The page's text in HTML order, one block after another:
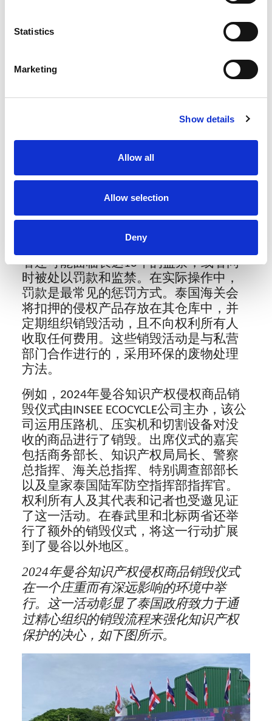
Statistics
Marketing
Show details
Allow all
Allow selection
Deny
要求海关扣留该批货物。
海关官员将通知权利所有人或其代表在
24小时内参与对该批货物的实物检查。
如果产品被确认为侵权，权利所有人或
代表必须在检查后的三天内迅速提供真
泰国海关对侵权产品的处理措施
当产品被确认侵犯了商标或版权时，侵
权者将面临严重的法律后果，包括没收
假冒商品以及可能高达商品总价值（含
者还可能面临长达10年的监禁，或者同
时被处以罚款和监禁。在实际操作中，
罚款是最常见的惩罚方式。泰国海关会
将扣押的侵权产品存放在其仓库中，并
定期组织销毁活动，且不向权利所有人
收取任何费用。这些销毁活动是与私营
部门合作进行的，采用环保的废物处理
方法。
例如，2024年曼谷知识产权侵权商品销
毁仪式由INSEE ECOCYCLE公司主办，该公
司运用压路机、压实机和切割设备对没
收的商品进行了销毁。出席仪式的嘉宾
包括商务部长、知识产权局局长、警察
总指挥、海关总指挥、特别调查部部长
以及皇家泰国陆军防空指挥部指挥官。
权利所有人及其代表和记者也受邀见证
了这一活动。在春武里和北标两省还举
行了额外的销毁仪式，将这一行动扩展
到了曼谷以外地区。
2024年曼谷知识产权侵权商品销毁仪式
在一个庄重而有深远影响的环境中举
行。这一活动彰显了泰国政府致力于通
过精心组织的销毁流程来强化知识产权
保护的决心，如下图所示。